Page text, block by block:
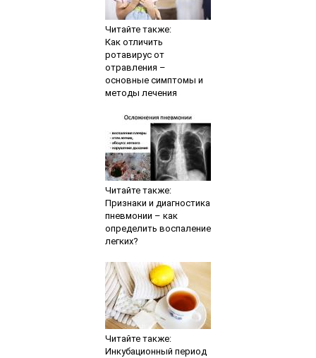
Читайте также:
Как отличить
ротавирус от
отравления –
основные симптомы и
методы лечения
Читайте также:
Признаки и диагностика
пневмонии – как
определить воспаление
легких?
Читайте также:
Инкубационный период